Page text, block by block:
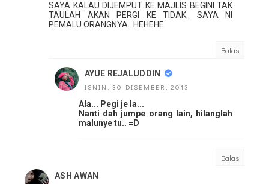
SAYA KALAU DIJEMPUT KE MAJLIS BEGINI TAK
TAULAH AKAN PERGI KE TIDAK.. SAYA NI
PEMALU ORANGNYA.. HEHEHE
Balas
AYUE REJALUDDIN
ISNIN, 30 DISEMBER, 2013
Ala... Pegi je la...
Nanti dah jumpe orang lain, hilanglah
malunye tu.. =D
Balas
ASH AWAN